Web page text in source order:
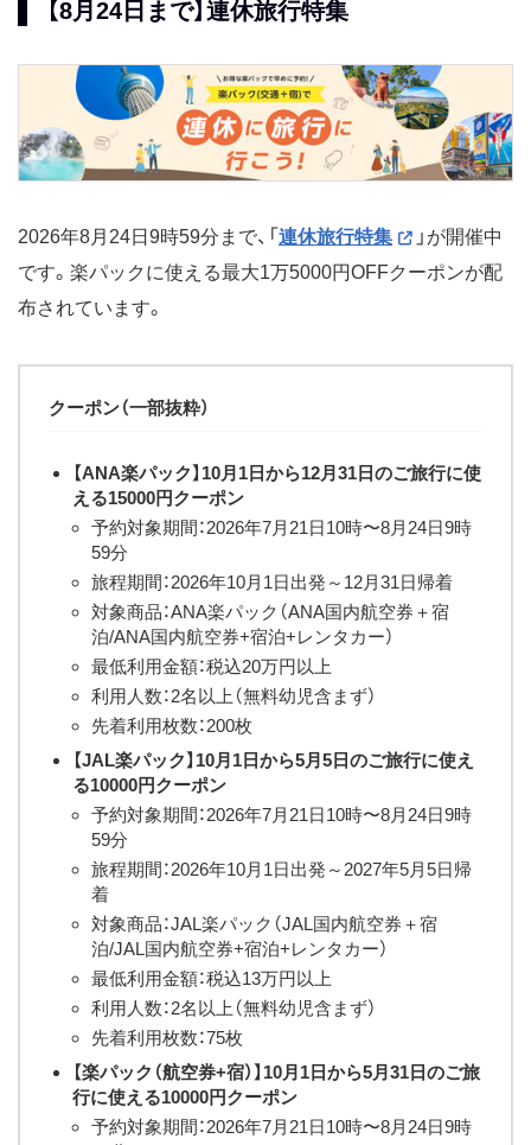
【8月24日まで】連休旅行特集
2026年8月24日9時59分まで、「 連休旅行特集
」が開催中
です。楽パックに使える最大1万5000円OFFクーポンが配
布されています。
クーポン（一部抜粋）
【ANA楽パック】10月1日から12月31日のご旅行に使
える15000円クーポン
予約対象期間：2026年7月21日10時〜8月24日9時
59分
旅程期間：2026年10月1日出発～12月31日帰着
対象商品：ANA楽パック（ANA国内航空券＋宿
泊/ANA国内航空券+宿泊+レンタカー）
最低利用金額：税込20万円以上
利用人数：2名以上（無料幼児含まず）
先着利用枚数：200枚
【JAL楽パック】10月1日から5月5日のご旅行に使え
る10000円クーポン
予約対象期間：2026年7月21日10時〜8月24日9時
59分
旅程期間：2026年10月1日出発～2027年5月5日帰
着
対象商品：JAL楽パック（JAL国内航空券＋宿
泊/JAL国内航空券+宿泊+レンタカー）
最低利用金額：税込13万円以上
利用人数：2名以上（無料幼児含まず）
先着利用枚数：75枚
【楽パック（航空券+宿）】10月1日から5月31日のご旅
行に使える10000円クーポン
予約対象期間：2026年7月21日10時〜8月24日9時